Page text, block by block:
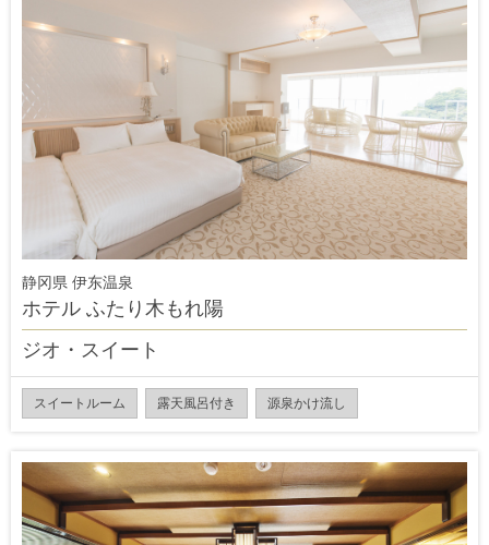
静冈県 伊东温泉
ホテル ふたり木もれ陽
ジオ・スイート
スイートルーム 露天風呂付き 源泉かけ流し